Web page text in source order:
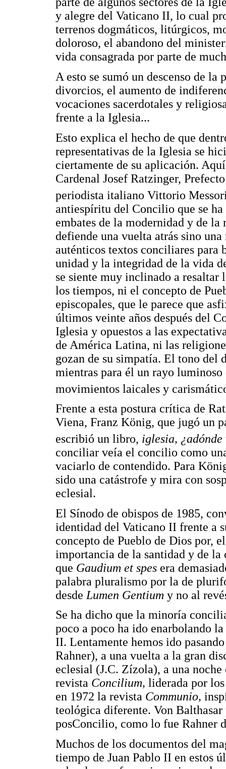
y alegre del Vaticano II, lo cual
terrenos dogmáticos, litúrgicos,
doloroso, el abandono del
vida consagrada por parte de
A esto se sumó un descenso de
divorcios, el aumento de
vocaciones sacerdotales y
frente a la Iglesia...
Esto explica el hecho de que
representativas de la Iglesia se
ciertamente de su aplicación.
Cardenal Josef Ratzinger,
periodista italiano Vittorio
antiespíritu del Concilio que se
embates de la modernidad y de
defiende una vuelta atrás sino
auténticos textos conciliares para
unidad y la integridad de la vida
se siente muy inclinado a
los tiempos, ni el concepto de
episcopales, que le parece que
últimos veinte años después del
Iglesia y opuestos a las
de América Latina, ni las
gozan de su simpatía. El tono del
mientras para él un rayo
movimientos laicales y
Frente a esta postura crítica de
Viena, Franz König, que jugó un
escribió un libro, iglesia, ¿adónde
conciliar veía el concilio como
vaciarlo de contendido. Para
sido una catástrofe y mira con
eclesial.
El Sínodo de obispos de 1985,
identidad del Vaticano II frente a
concepto de Pueblo de Dios por,
importancia de la santidad y de la
que Gaudium et spes era
palabra pluralismo por la de
desde Lumen Gentium y no al
Se ha dicho que la minoría
poco a poco ha ido enarbolando
II. Lentamente hemos ido
Rahner), a una vuelta a la gran
eclesial (J.C. Zízola), a una
revista Concilium, liderada por
en 1972 la revista Communio,
teológica diferente. Von
posConcilio, como lo fue Rahner
Muchos de los documentos del
tiempo de Juan Pablo II en estos